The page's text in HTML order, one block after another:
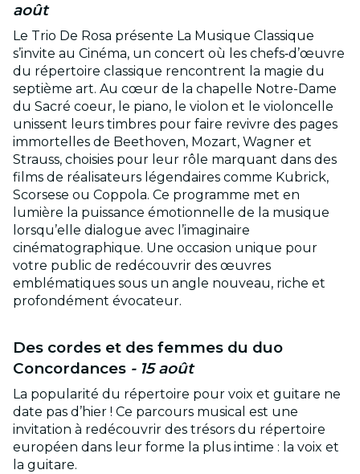
août
Le Trio De Rosa présente La Musique Classique
s’invite au Cinéma, un concert où les chefs‑d’œuvre
du répertoire classique rencontrent la magie du
septième art. Au cœur de la chapelle Notre-Dame
du Sacré coeur, le piano, le violon et le violoncelle
unissent leurs timbres pour faire revivre des pages
immortelles de Beethoven, Mozart, Wagner et
Strauss, choisies pour leur rôle marquant dans des
films de réalisateurs légendaires comme Kubrick,
Scorsese ou Coppola. Ce programme met en
lumière la puissance émotionnelle de la musique
lorsqu’elle dialogue avec l’imaginaire
cinématographique. Une occasion unique pour
votre public de redécouvrir des œuvres
emblématiques sous un angle nouveau, riche et
profondément évocateur.
Des cordes et des femmes du duo
Concordances - 15 août
La popularité du répertoire pour voix et guitare ne
date pas d’hier ! Ce parcours musical est une
invitation à redécouvrir des trésors du répertoire
européen dans leur forme la plus intime : la voix et
la guitare.